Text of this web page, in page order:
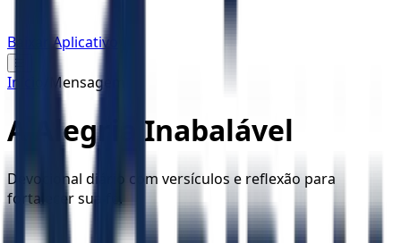
Baixar Aplicativo
☰
Início Mensagem
A Alegria Inabalável
Devocional diário com versículos e reflexão para
fortalecer sua fé.